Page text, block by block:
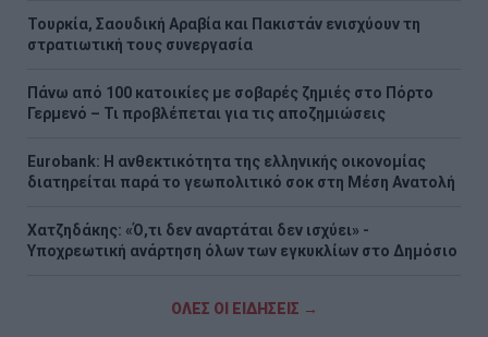
Τουρκία, Σαουδική Αραβία και Πακιστάν ενισχύουν τη
στρατιωτική τους συνεργασία
Πάνω από 100 κατοικίες με σοβαρές ζημιές στο Πόρτο
Γερμενό – Τι προβλέπεται για τις αποζημιώσεις
Eurobank: Η ανθεκτικότητα της ελληνικής οικονομίας
διατηρείται παρά το γεωπολιτικό σοκ στη Μέση Ανατολή
Χατζηδάκης: «Ό,τι δεν αναρτάται δεν ισχύει» -
Υποχρεωτική ανάρτηση όλων των εγκυκλίων στο Δημόσιο
ΟΛΕΣ ΟΙ ΕΙΔΗΣΕΙΣ →